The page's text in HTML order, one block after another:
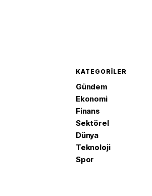
KATEGORILER
Gündem
Ekonomi
Finans
Sektörel
Dünya
Teknoloji
Spor